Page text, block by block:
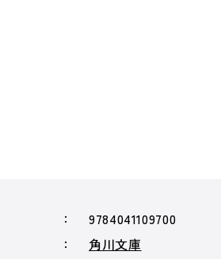
9784041109700
角川文庫